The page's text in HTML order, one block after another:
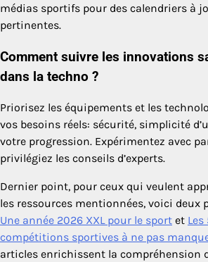
médias sportifs pour des calendriers à
pertinentes.
Comment suivre les innovations
dans la techno ?
Priorisez les équipements et les
vos besoins réels: sécurité, simplicité
votre progression. Expérimentez avec
privilégiez les conseils d’experts.
Dernier point, pour ceux qui veulent
les ressources mentionnées, voici deux
Une année 2026 XXL pour le sport et
compétitions sportives à ne pas
articles enrichissent la compréhension